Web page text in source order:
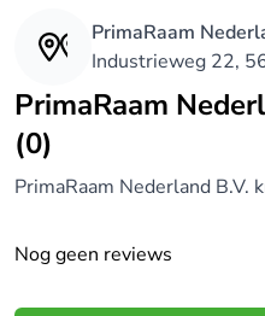
PrimaRaam
Industrieweg 22,
PrimaRaam Nederland B.V. reviews
(0)
PrimaRaam Nederland B.V.
Nog geen reviews